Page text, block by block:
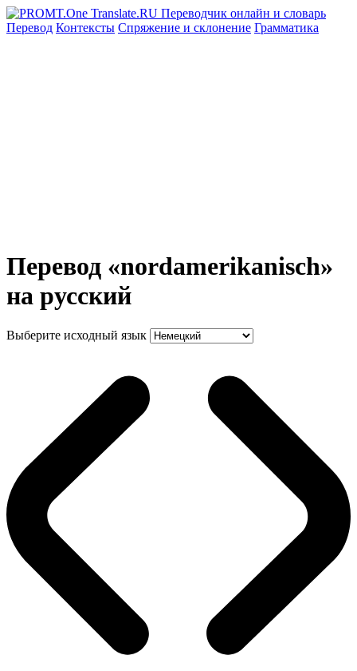
Перевод Контексты Спряжение и склонение Грамматика
Перевод «nordamerikanisch»
на русский
Выберите исходный язык